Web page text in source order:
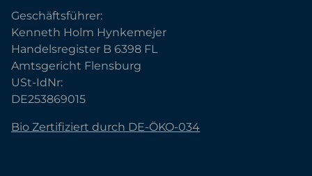
Geschäftsführer:
Kenneth Holm Hynkemejer
Handelsregister B 6398 FL
Amtsgericht Flensburg
USt-IdNr:
DE253869015
Bio Zertifiziert durch DE-ÖKO-034